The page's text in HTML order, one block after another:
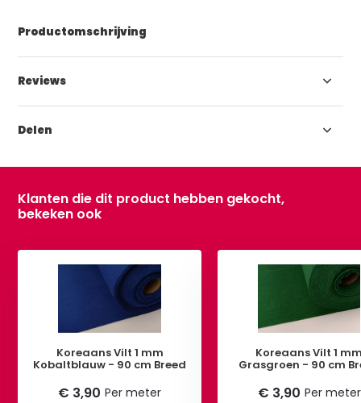
Productomschrijving
Reviews
Delen
Klanten die dit product hebben gekocht,
bekeken ook
Koreaans Vilt 1 mm
Kobaltblauw - 90 cm Breed
€ 3,90 Per meter
Koreaans Vilt 1
Grasgroen - 90 cm
€ 3,90 Per meter